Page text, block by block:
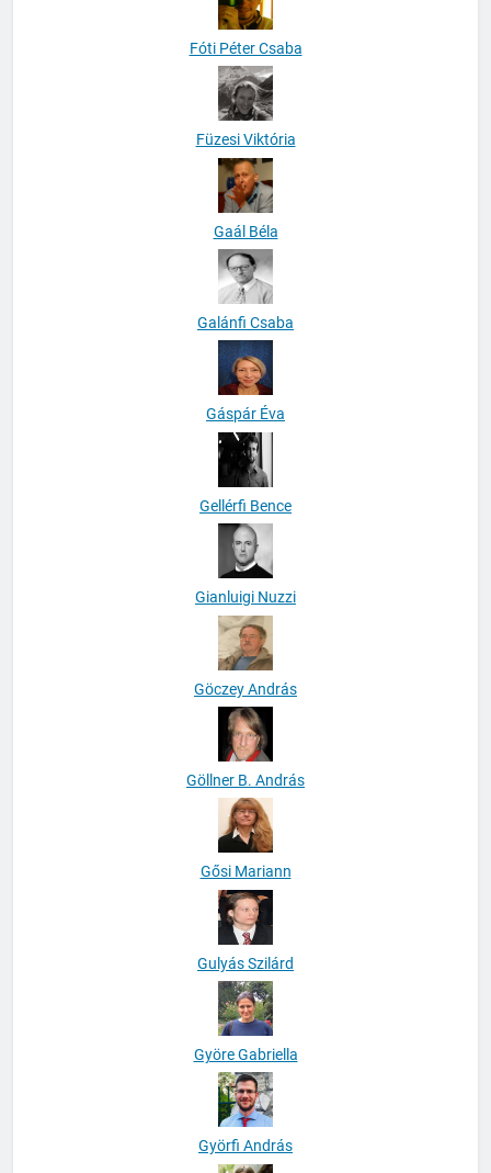
Fóti Péter Csaba
Füzesi Viktória
Gaál Béla
Galánfi Csaba
Gáspár Éva
Gellérfi Bence
Gianluigi Nuzzi
Göczey András
Göllner B. András
Gősi Mariann
Gulyás Szilárd
Györe Gabriella
Györfi András